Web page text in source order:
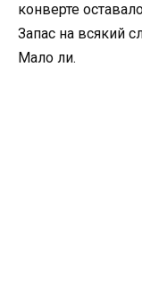
конверте
Запас на всякий
Мало ли.